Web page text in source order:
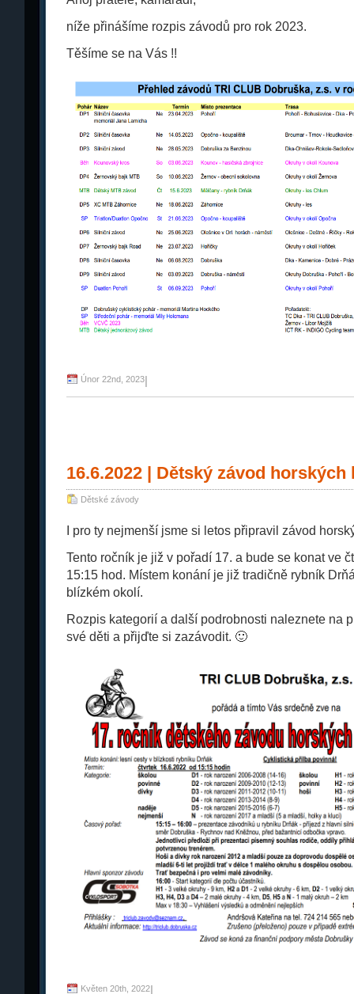
níže přinášíme rozpis závodů pro rok 2023.
Těšíme se na Vás !!
Únor 22nd, 2023|
16.6.2022 | Dětský závod horských
Dětské závody
I pro ty nejmenší jsme si letos připravil závod
Tento ročník je již v pořadí 17. a bude se konat ve
15:15 hod. Místem konání je již tradičně rybník
blízkém okolí.
Rozpis kategorií a další podrobnosti naleznete na
své děti a přijďte si zazávodit. 🙂
Květen 20th, 2022|